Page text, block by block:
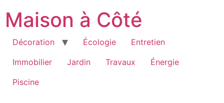
contenu
Maison à Côté
Décoration Écologie
Entretien
Immobilier
Jardin Travaux
Énergie
Piscine